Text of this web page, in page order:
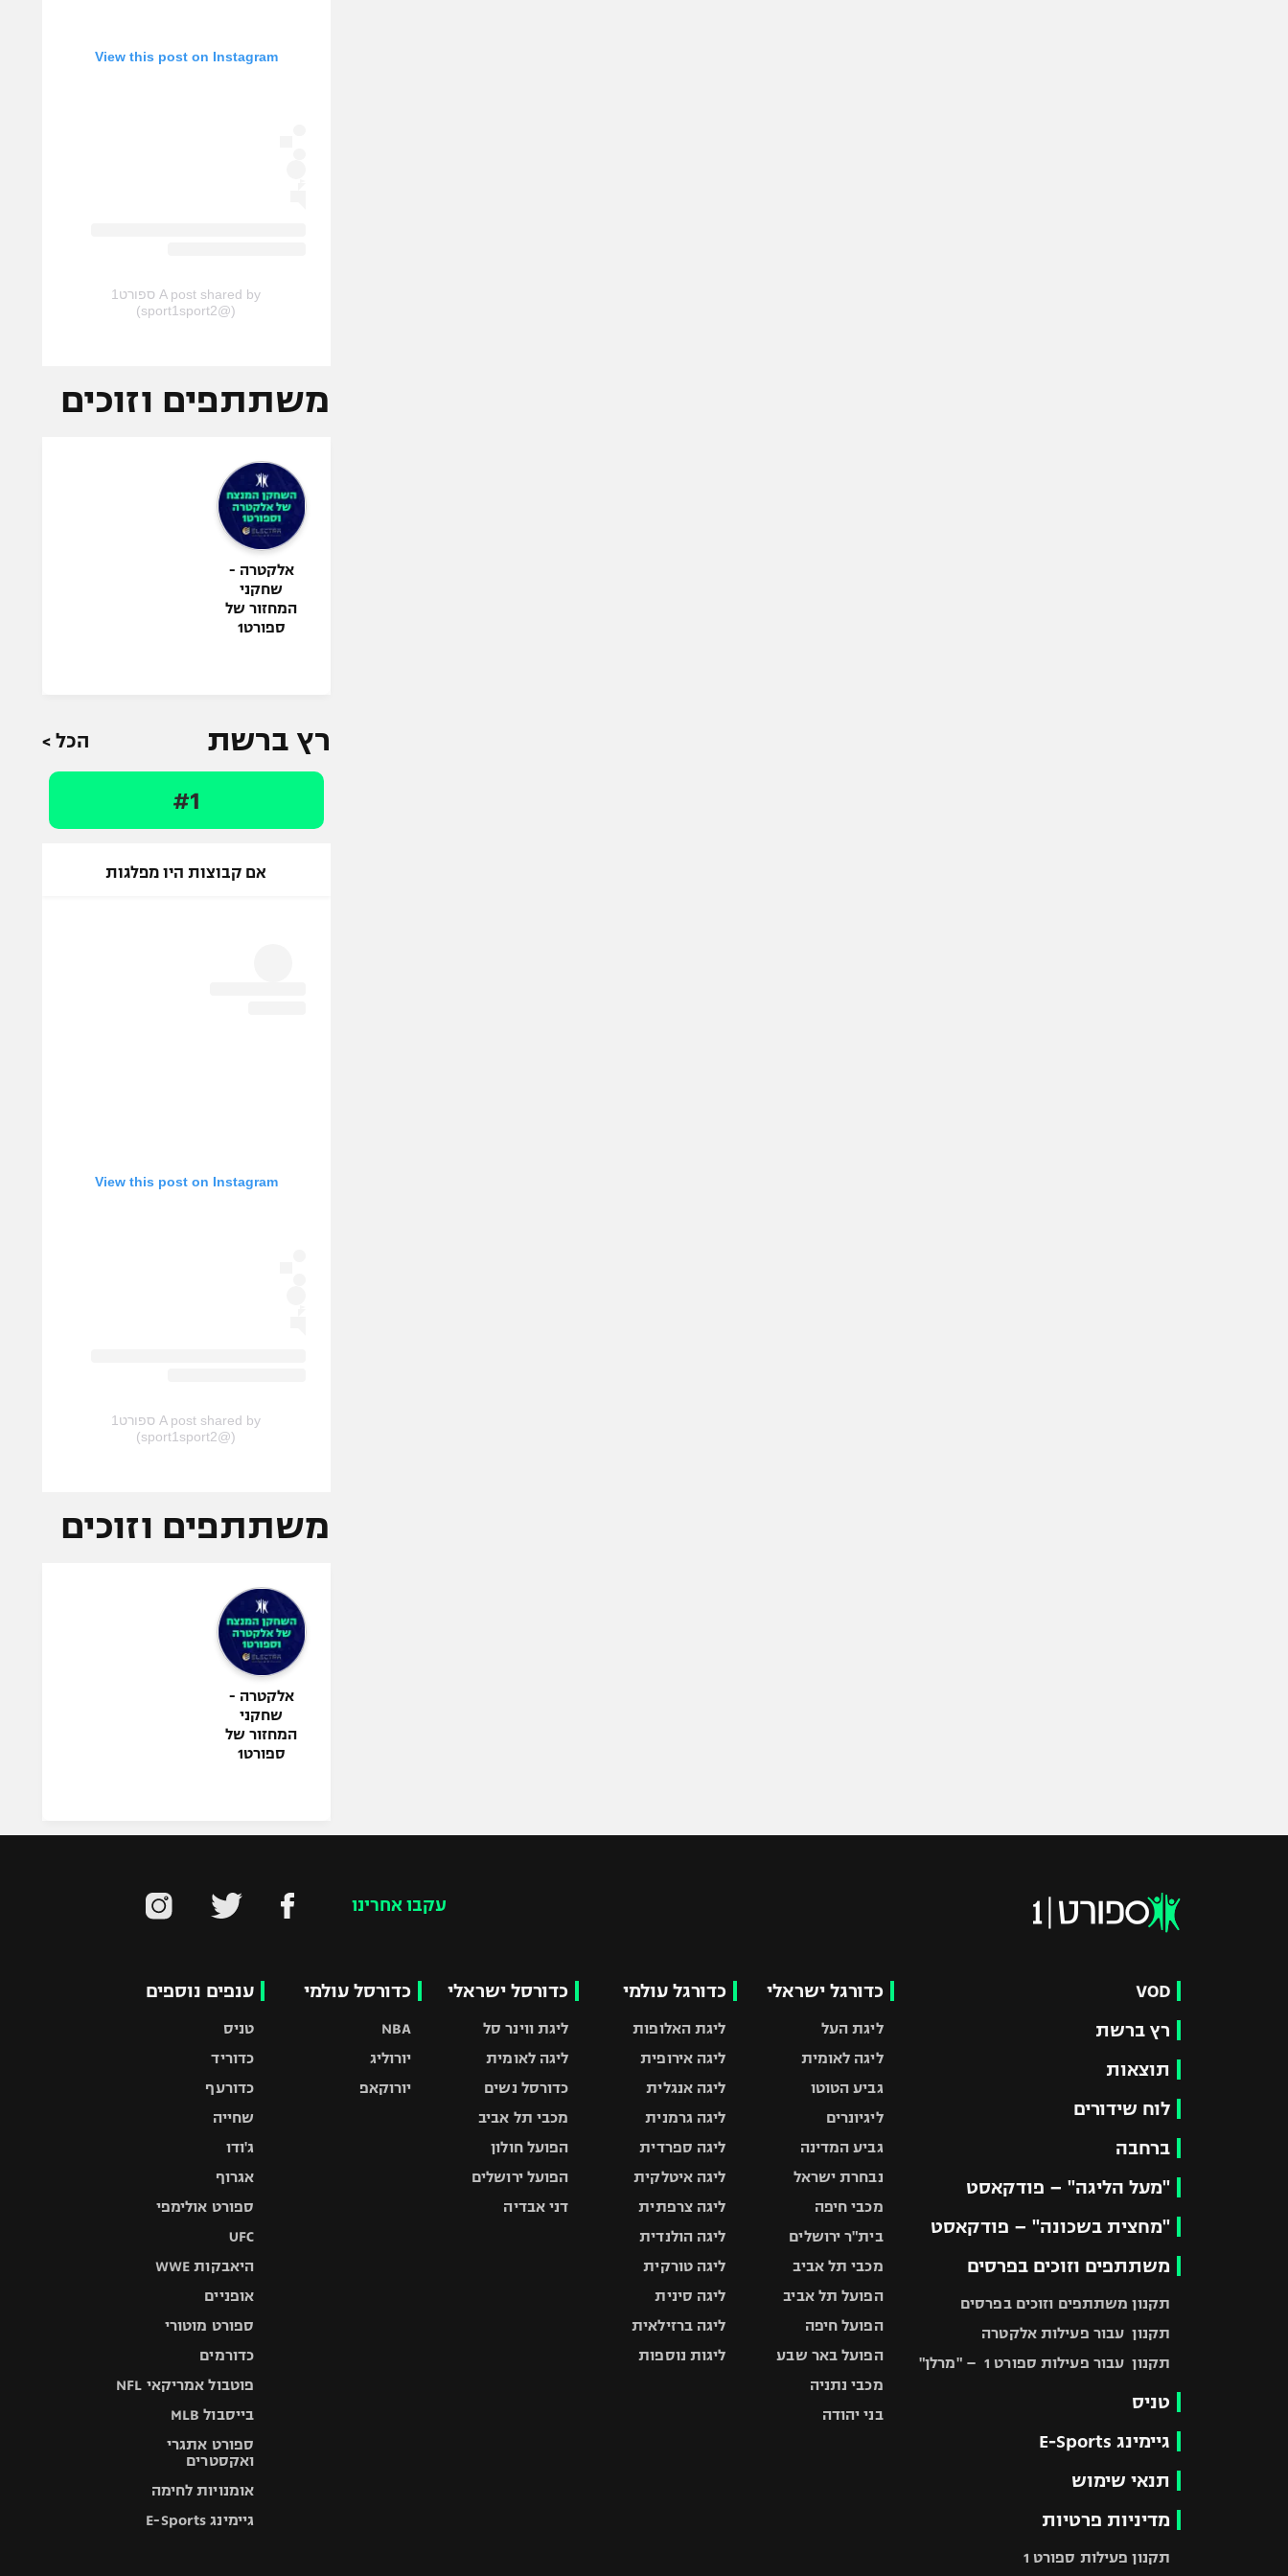
View this post on Instagram
A post shared by ספורט1
(@sport1sport2)
משתתפים וזוכים
אלקטרה -
שחקני
המחזור של
ספורט1
רץ ברשת הכל >
#1
אם קבוצות היו מפלגות
View this post on Instagram
A post shared by ספורט1
(@sport1sport2)
משתתפים וזוכים
אלקטרה -
שחקני
המחזור של
ספורט1
עקבו אחרינו
VOD
רץ ברשת
תוצאות
לוח שידורים
ברחבה
"מעל הליגה" – פודקאסט
"מחצית בשכונה" – פודקאסט
משתתפים וזוכים בפרסים
תקנון משתתפים וזוכים בפרסים
תקנון עבור פעילות אלקטרה
תקנון עבור פעילות ספורט 1 – "מרלן"
טניס
גיימינג E-Sports
תנאי שימוש
מדיניות פרטיות
תקנון פעילות ספורט 1
כדורגל ישראלי
ליגת העל
ליגה לאומית
גביע הטוטו
ליגיונרים
גביע המדינה
נבחרת ישראל
מכבי חיפה
בית"ר ירושלים
מכבי תל אביב
הפועל תל אביב
הפועל חיפה
הפועל באר שבע
מכבי נתניה
בני יהודה
כדורגל עולמי
ליגת האלופות
ליגה אירופית
ליגה אנגלית
ליגה גרמנית
ליגה ספרדית
ליגה איטלקית
ליגה צרפתית
ליגה הולנדית
ליגה טורקית
ליגה סינית
ליגה ברזילאית
ליגות נוספות
כדורסל ישראלי
ליגת ווינר סל
ליגה לאומית
כדורסל נשים
מכבי תל אביב
הפועל חולון
הפועל ירושלים
דני אבדיה
כדורסל עולמי
NBA
יורוליג
יורוקאפ
ענפים נוספים
טניס
כדוריד
כדורעף
שחייה
ג'ודו
אגרוף
ספורט אולימפי
UFC
היאבקות WWE
אופניים
ספורט מוטורי
כדורמים
פוטבול אמריקאי NFL
בייסבול MLB
ספורט אתגרי
ואקסטרים
אומנויות לחימה
גיימינג E-Sports